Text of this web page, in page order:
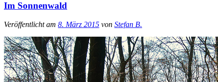
Im Sonnenwald
Veröffentlicht am 8. März 2015 von Stefan B.